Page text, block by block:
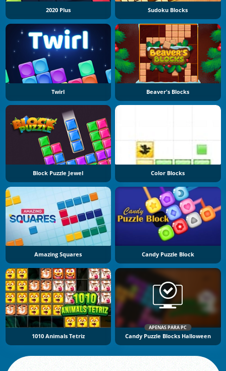
2020 Plus Sudoku Blocks
Twirl Beaver's Blocks
Block Puzzle Jewel Color Blocks
Amazing Squares Candy Puzzle Block
1010 Animals Tetriz
APENAS PARA PC
Candy Puzzle Blocks Halloween